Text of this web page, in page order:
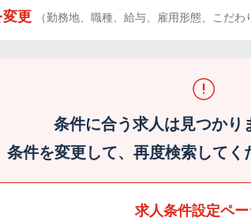
変更 （勤務地、職種、給与、雇用形態、こだわ
条件に合う求人は見つかり
条件を変更して、再度検索してく
求人条件設定ペ